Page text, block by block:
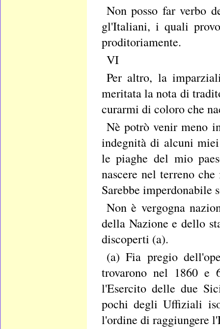
Non posso far verbo
gl'Italiani, i quali
proditoriamente.
VI
Per altro, la
meritata la nota di
curarmi di coloro che
Nè potrò venir meno
indegnità di alcuni
le piaghe del mio
nascere nel terreno
Sarebbe imperdonabile
Non è vergogna
della Nazione e dello
discoperti (a).
(a) Fia pregio
trovarono nel 1860 e
l'Esercito delle due
pochi degli Uffiziali
l'ordine di raggiungere